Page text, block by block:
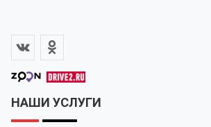
НАШИ УСЛУГИ